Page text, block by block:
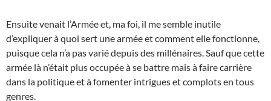
Ensuite venait l’Armée et, ma foi, il me semble inutile
d’expliquer à quoi sert une armée et comment elle fonctionne,
puisque cela n’a pas varié depuis des millénaires. Sauf que cette
armée là n’était plus occupée à se battre mais à faire carrière
dans la politique et à fomenter intrigues et complots en tous
genres.